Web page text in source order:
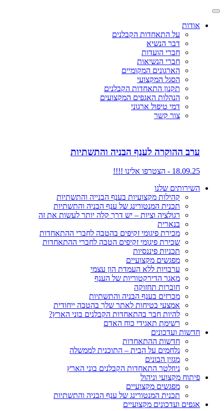
אודות
על התאחדות הקבלנים
דבר הנשיא
חברי הועדות
חברי הנשיאות
הארגונים המקומיים
הסגל המקצועי
תקנון התאחדות הקבלנים
הנהלות האגפים המקצועים
דמי טיפול ארגוני
צור קשר
ערב ההוקרה לענף הבניה והתשתיות
18.09.25 - הצטרפו אלינו !!!!
השירותים שלנו
קהילות מקצועיות בענף הבנייה והתשתיות
תכנית המנטורינג של ענף הבניה והתשתיות
רגולציה וציות – יש דרך קלה יותר לעשות את זה
בנארית
מכירת פיגומי זקיפים בהטבה לחברי ההתאחדות
שכירת פיגומי זקיפים הטבה לחברי ההתאחדות
תכניות פיננסיות
מפגשים מקצועיים
ערבויות ללא העמדת הון עצמי
מאגר הדירקטוריות של הענף
חוברות תחזוקה
מכרזים בענף הבניה והתשתיות
אמצעי בטיחות לאתר שלך בהטבה ייחודית
להיות חבר בהתאחדות הקבלנים בוני הארץ?
רשימת תאגידי כוח האדם
חדשות ועדכונים
חדשות ההתאחדות
נלחמים על הבית – התוכנית לממשלה
מגזין הבונים
ניוזלטר התאחדות הקבלנים בוני הארץ
פיתוח מקצועי וניהול
מפגשים מקצועיים
תכנית המנטורינג של ענף הבניה והתשתיות
אגפים ועדכונים מקצועיים